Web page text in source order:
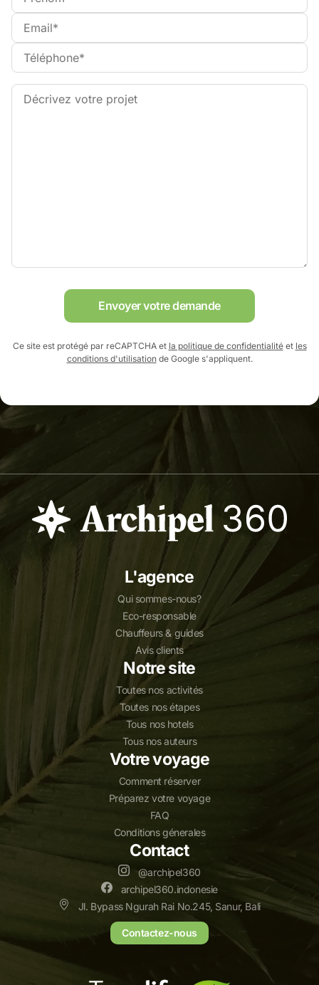
Envoyer votre demande
Ce site est protégé par reCAPTCHA et la politique de confidentialitéet les
conditions d'utilisationde Google s'appliquent.
L'agence
Qui sommes-nous?
Eco-responsable
Chauffeurs & guides
Avis clients
Notre site
Toutes nos activités
Toutes nos étapes
Tous nos hotels
Tous nos auteurs
Votre voyage
Comment réserver
Préparez votre voyage
FAQ
Conditions génerales
Contact
@archipel360
archipel360.indonesie
Jl. Bypass Ngurah Rai No.245, Sanur, Bali
Contactez-nous